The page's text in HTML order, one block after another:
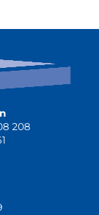
208